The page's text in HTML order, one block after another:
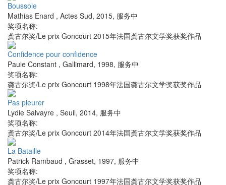
Boussole
Mathias Enard , Actes Sud, 2015, 服务中
奖项名称:
龚古尔奖/Le prix Goncourt 2015年法国龚古尔文学奖获奖作品
Confidence pour confidence
Paule Constant , Gallimard, 1998, 服务中
奖项名称:
龚古尔奖/Le prix Goncourt 1998年法国龚古尔文学奖获奖作品
Pas pleurer
Lydie Salvayre , Seuil, 2014, 服务中
奖项名称:
龚古尔奖/Le prix Goncourt 2014年法国龚古尔文学奖获奖作品
La Bataille
Patrick Rambaud , Grasset, 1997, 服务中
奖项名称:
龚古尔奖/Le prix Goncourt 1997年法国龚古尔文学奖获奖作品